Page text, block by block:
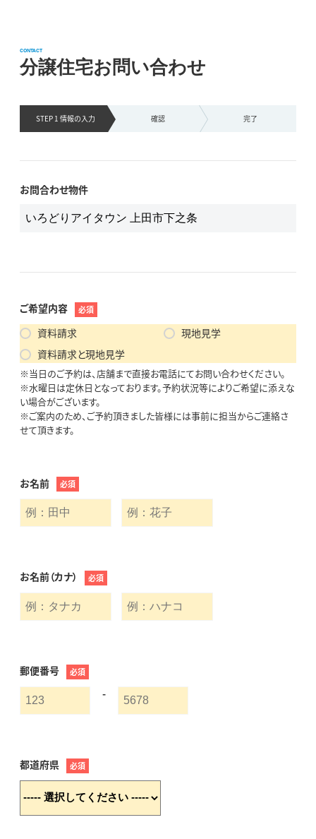
分譲住宅お問い合わせ
CONTACT
STEP 1 情報の入力 確認 完了
お問合わせ物件
ご希望内容 必須
資料請求
現地見学
資料請求と現地見学
※当日のご予約は、店舗まで直接お電話にてお問い合わせください。
※水曜日は定休日となっております。予約状況等によりご希望に添えな
い場合がございます。
※ご案内のため、ご予約頂きました皆様には事前に担当からご連絡さ
せて頂きます。
お名前 必須
お名前（カナ） 必須
郵便番号 必須
-
都道府県 必須